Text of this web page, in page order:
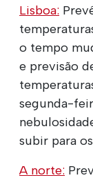
Lisboa:
o tempo
e previsão
segunda-
subir para
A norte: